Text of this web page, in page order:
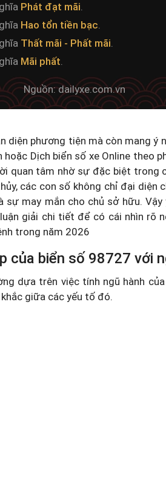
Phát đạt mãi.
Hao tổn tiền bạc.
Thất mãi - Phất mãi.
Mãi phất.
Nguồn: dailyxe.com.vn
diện phương tiện mà còn mang ý
hoặc Dịch biển số xe Online theo
quan tâm nhờ sự đặc biệt trong
các con số không chỉ đại
sự may mắn cho chủ sở hữu.
giải chi tiết để có cái nhìn rõ
trong năm 2026
của biển số 98727 với
dựa trên việc tính ngũ hành
giữa các yếu tố đó.